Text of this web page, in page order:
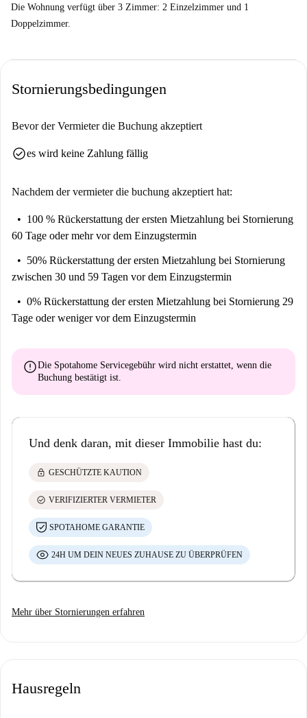
Die Wohnung verfügt über 3 Zimmer: 2 Einzelzimmer und 1
Doppelzimmer.
Stornierungsbedingungen
Bevor der Vermieter die Buchung akzeptiert
check_circlees wird keine Zahlung fällig
Nachdem der vermieter die buchung akzeptiert hat:
100 % Rückerstattung der ersten Mietzahlung bei Stornierung
60 Tage oder mehr vor dem Einzugstermin
50% Rückerstattung der ersten Mietzahlung bei Stornierung
zwischen 30 und 59 Tagen vor dem Einzugstermin
0% Rückerstattung der ersten Mietzahlung bei Stornierung 29
Tage oder weniger vor dem Einzugstermin
errorDie Spotahome Servicegebühr wird nicht erstattet , wenn die
Buchung bestätigt ist.
Und denk daran, mit dieser Immobilie hast du:
lock GESCHÜTZTE KAUTION
check_circle VERIFIZIERTER VERMIETER
SPOTAHOME GARANTIE
24H UM DEIN NEUES ZUHAUSE ZU ÜBERPRÜFEN
Mehr über Stornierungen erfahren
Hausregeln